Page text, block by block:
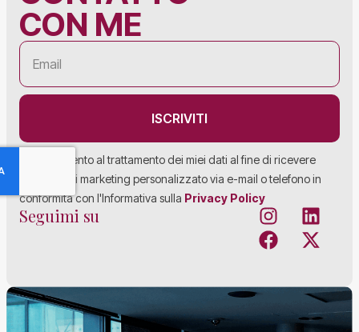
CON ME
Acconsento al trattamento dei miei dati al fine di ricevere
materiale di marketing personalizzato via e-mail o telefono in
conformità con l'Informativa sulla Privacy Policy
ISCRIVITI
Seguimi su